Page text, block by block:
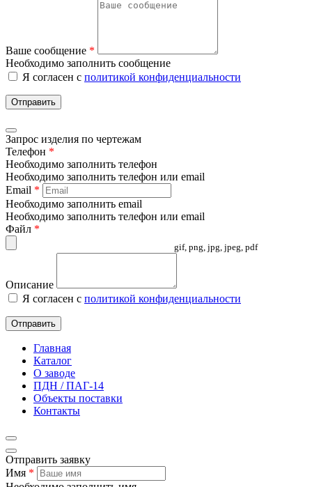
Ваше сообщение *
Необходимо заполнить сообщение
Я согласен с политикой конфиденциальности
Отправить
Запрос изделия по чертежам
Телефон *
Необходимо заполнить телефон
Необходимо заполнить телефон или email
Email *
Необходимо заполнить email
Необходимо заполнить телефон или email
Файл *
gif, png, jpg, jpeg, pdf
Описание
Я согласен с политикой конфиденциальности
Отправить
Главная
Каталог
О заводе
ПДН / ПАГ-14
Объекты поставки
Контакты
Отправить заявку
Имя *